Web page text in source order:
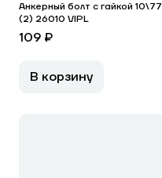
Анкерный болт с гайкой 10\77
(2) 26010 VIPL
109 ₽
В корзину